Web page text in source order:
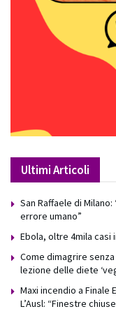
Ultimi Articoli
San Raffaele di
errore umano”
Ebola, oltre 4mila casi
Come dimagrire
lezione delle diete
Maxi incendio a Finale
L’Ausl: “Finestre